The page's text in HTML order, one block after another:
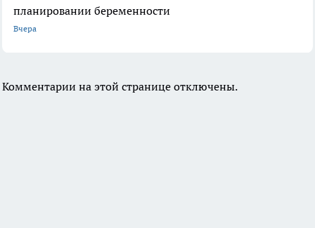
планировании беременности
Вчера
Комментарии на этой странице отключены.